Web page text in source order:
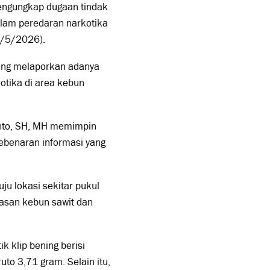
dugaan tindak
peredaran narkotika
5/2026).
melaporkan adanya
di area kebun
SH, MH memimpin
informasi yang
lokasi sekitar pukul
kebun sawit dan
klip bening berisi
3,71 gram. Selain itu,